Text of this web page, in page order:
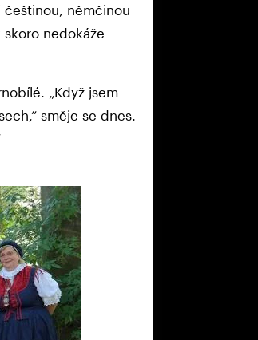
češtinou, němčinou
nedokáže
„Když jsem
směje se dnes.